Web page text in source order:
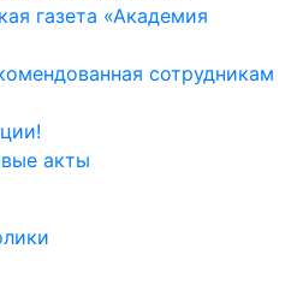
газета «Академия
сотрудникам
акты